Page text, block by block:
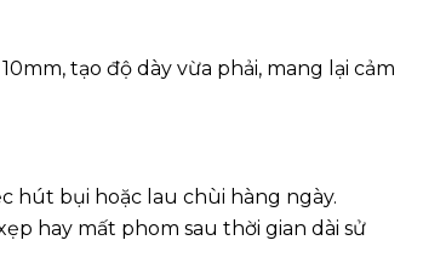
tạo độ dày vừa phải, mang lại cảm
hút bụi hoặc lau chùi hàng ngày.
hay mất phom sau thời gian dài sử